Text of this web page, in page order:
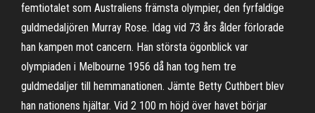
femtiotalet som Australiens främsta olympier, den fyrfaldige
guldmedaljören Murray Rose. Idag vid 73 års ålder förlorade
han kampen mot cancern. Han största ögonblick var
olympiaden i Melbourne 1956 då han tog hem tre
guldmedaljer till hemmanationen. Jämte Betty Cuthbert blev
han nationens hjältar. Vid 2 100 m höjd över havet börjar